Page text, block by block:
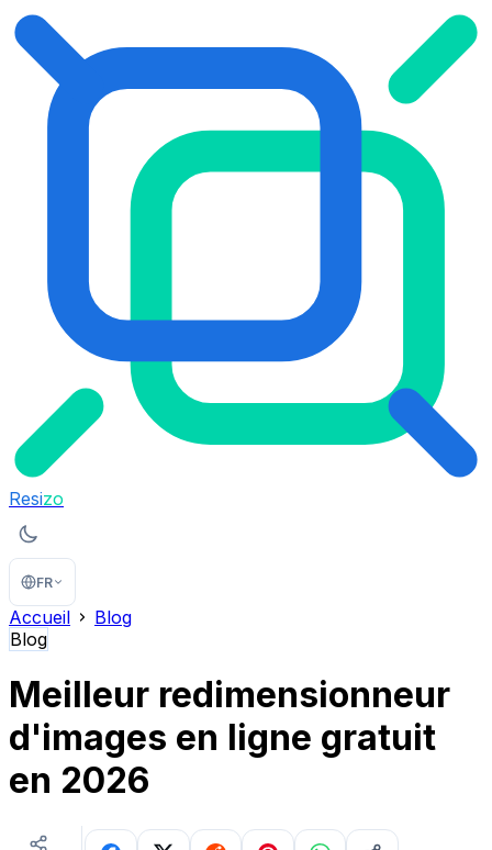
Resizo
FR
Accueil
Blog
Blog
Meilleur redimensionneur
d'images en ligne gratuit
en 2026